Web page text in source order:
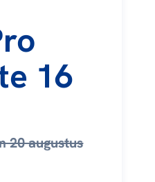
16
20 augustus